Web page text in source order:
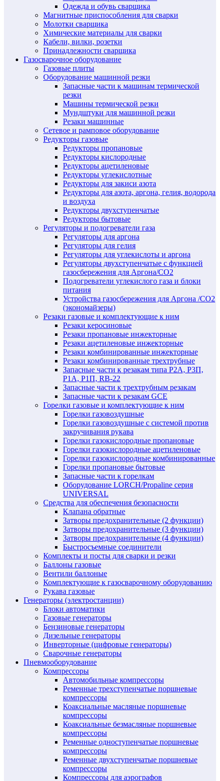
Одежда и обувь сварщика
Магнитные приспособления для сварки
Молотки сварщика
Химические материалы для сварки
Кабели, вилки, розетки
Принадлежности сварщика
Газосварочное оборудование
Газовые плиты
Оборудование машинной резки
Запасные части к машинам термической
резки
Машины термической резки
Мундштуки для машинной резки
Резаки машинные
Сетевое и рамповое оборудование
Редукторы газовые
Редукторы пропановые
Редукторы кислородные
Редукторы ацетиленовые
Редукторы углекислотные
Редукторы для закиси азота
Редукторы для азота, аргона, гелия, водорода
и воздуха
Редукторы двухступенчатые
Редукторы бытовые
Регуляторы и подогреватели газа
Регуляторы для аргона
Регуляторы для гелия
Регуляторы для углекислоты и аргона
Регуляторы двухступенчатые c функцией
газосбережения для Аргона/СО2
Подогреватели углекислого газа и блоки
питания
Устройства газосбережения для Аргона /СО2
(экономайзеры)
Резаки газовые и комплектующие к ним
Резаки керосиновые
Резаки пропановые инжекторные
Резаки ацетиленовые инжекторные
Резаки комбинированные инжекторные
Резаки комбинированные трехтрубные
Запасные части к резакам типа Р2А, Р3П,
Р1А, Р1П, RB-22
Запасные части к трехтрубным резакам
Запасные части к резакам GCE
Горелки газовые и комплектующие к ним
Горелки газовоздушные
Горелки газовоздушные с системой против
закручивания рукава
Горелки газокислородные пропановые
Горелки газокислородные ацетиленовые
Горелки газокислородные комбинированные
Горелки пропановые бытовые
Запасные части к горелкам
Оборудование LORCH/Propaline серия
UNIVERSAL
Средства для обеспечения безопасности
Клапана обратные
Затворы предохранительные (2 функции)
Затворы предохранительные (3 функции)
Затворы предохранительные (4 функции)
Быстросъемные соединители
Комплекты и посты для сварки и резки
Баллоны газовые
Вентили баллоные
Комплектующие к газосварочному оборудованию
Рукава газовые
Генераторы (электростанции)
Блоки автоматики
Газовые генераторы
Бензиновые генераторы
Дизельные генераторы
Инверторные (цифровые генераторы)
Сварочные генераторы
Пневмооборудование
Компрессоры
Автомобильные компрессоры
Ременные трехступенчатые поршневые
компрессоры
Коаксиальные масляные поршневые
компрессоры
Коаксиальные безмасляные поршневые
компрессоры
Ременные одноступенчатые поршневые
компрессоры
Ременные двухступенчатые поршневые
компрессоры
Компрессоры для аэрографов